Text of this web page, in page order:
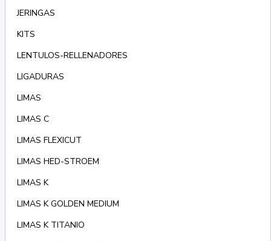
JERINGAS
KITS
LENTULOS-RELLENADORES
LIGADURAS
LIMAS
LIMAS C
LIMAS FLEXICUT
LIMAS HED-STROEM
LIMAS K
LIMAS K GOLDEN MEDIUM
LIMAS K TITANIO